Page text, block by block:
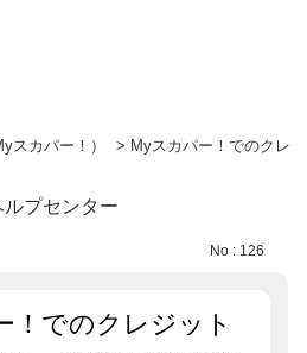
スカパー！） > Myスカパー！でのクレ
No : 126
！でのクレジット